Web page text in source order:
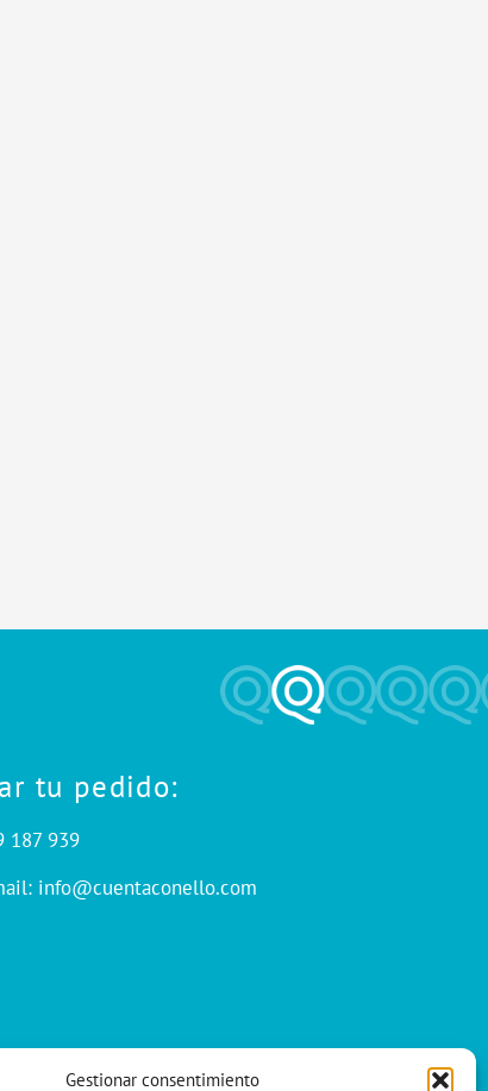
Gestionar consentimiento
tu pedido:
187 939
info@cuentaconello.com